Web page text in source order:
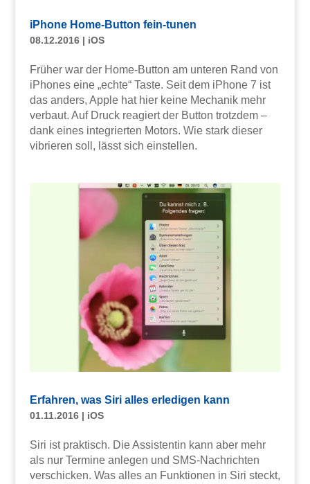
iPhone Home-Button fein-tunen
08.12.2016| iOS
Früher war der Home-Button am unteren Rand von
iPhones eine „echte“ Taste. Seit dem iPhone 7 ist
das anders, Apple hat hier keine Mechanik mehr
verbaut. Auf Druck reagiert der Button trotzdem –
dank eines integrierten Motors. Wie stark dieser
vibrieren soll, lässt sich einstellen.
Erfahren, was Siri alles erledigen kann
01.11.2016| iOS
Siri ist praktisch. Die Assistentin kann aber mehr
als nur Termine anlegen und SMS-Nachrichten
verschicken. Was alles an Funktionen in Siri steckt,